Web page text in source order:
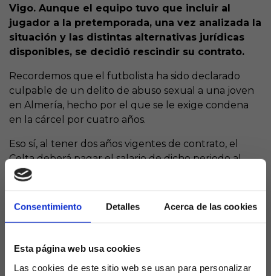
Consentimiento Detalles Acerca de las cookies
Esta página web usa cookies
Las cookies de este sitio web se usan para personalizar
Vigo. Aunque el equipo tuvo que incluir al
jugador a la pretemporada, una vez analizada la
situación y las distintas alternativas jurídicas
disponibles, se decidió rescindir su contrato.
Recordemos que el futbolista ha sido declarado
culpable de un delito de abuso sexual a una joven
en Almería, hecho por el que se le exige condena
en la cárcel por cuatro años.
Eso sí, al tener dos años vigentes de contrato, el
Celta deberá pagar el salario de dicho periodo al
atacante para poder completar su salida. Este
el equipo gallego que afecta directamente a la
entre las partes para dejar todo atado, y
posteriormente, el Celta valora seriamente